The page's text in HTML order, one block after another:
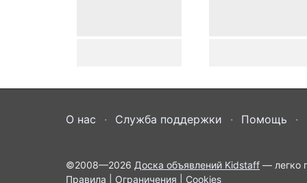
О нас Служба поддержки Помощь
©2008—2026 Доска объявлений Kidstaff — легко
Правила
Ограничения Cookies